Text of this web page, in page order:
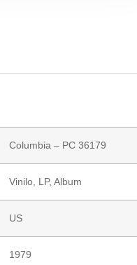
Columbia – PC 36179
Vinilo, LP, Album
US
1979